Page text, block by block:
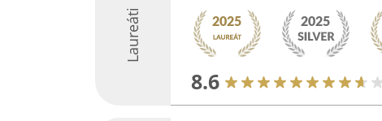
Laureáti
8.6